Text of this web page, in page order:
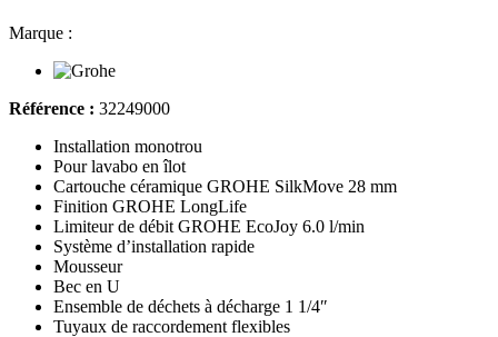
Marque :
Référence : 32249000
Installation monotrou
Pour lavabo en îlot
Cartouche céramique GROHE SilkMove 28 mm
Finition GROHE LongLife
Limiteur de débit GROHE EcoJoy 6.0 l/min
Système d’installation rapide
Mousseur
Bec en U
Ensemble de déchets à décharge 1 1/4″
Tuyaux de raccordement flexibles